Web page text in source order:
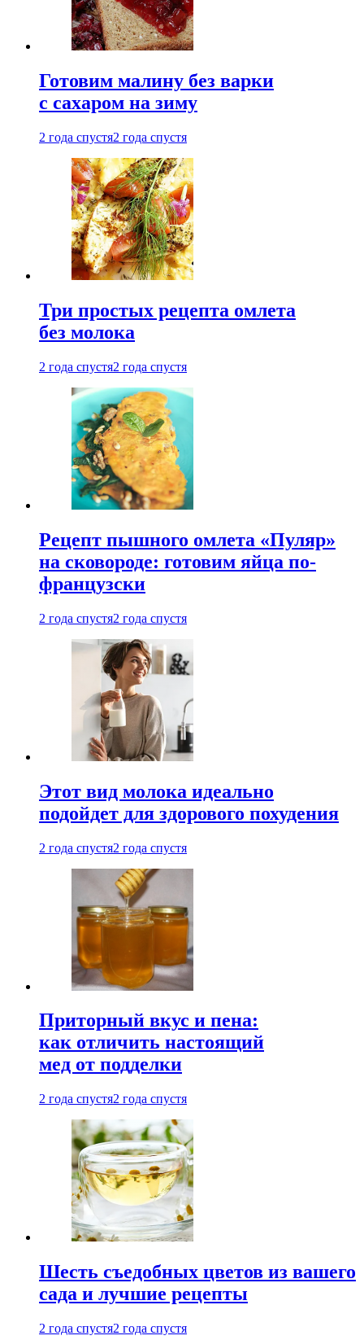
Готовим малину без варки
с сахаром на зиму
2 года спустя2 года спустя
Три простых рецепта омлета
без молока
2 года спустя2 года спустя
Рецепт пышного омлета «Пуляр»
на сковороде: готовим яйца по-
французски
2 года спустя2 года спустя
Этот вид молока идеально
подойдет для здорового похудения
2 года спустя2 года спустя
Приторный вкус и пена:
как отличить настоящий
мед от подделки
2 года спустя2 года спустя
Шесть съедобных цветов из вашего
сада и лучшие рецепты
2 года спустя2 года спустя